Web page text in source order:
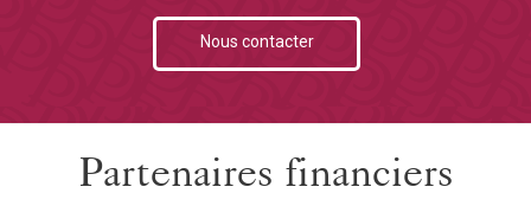
Nous contacter
Partenaires financiers